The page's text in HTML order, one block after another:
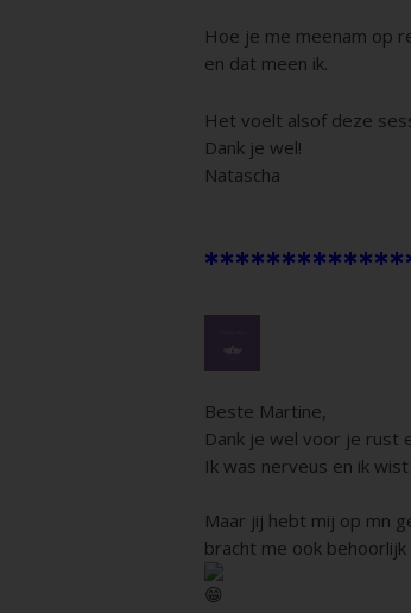
Hoe je me meenam op
en dat meen ik.
Het voelt alsof deze
Dank je wel!
Natascha
Beste Martine,
Dank je wel voor je rust
Ik was nerveus en ik
Maar jij hebt mij op mn
bracht me ook